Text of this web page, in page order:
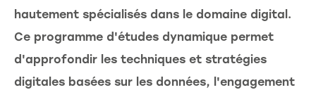
hautement spécialisés dans le domaine digital.
Ce programme d'études dynamique permet
d'approfondir les techniques et stratégies
digitales basées sur les données, l'engagement